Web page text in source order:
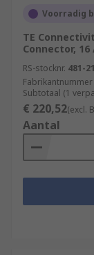
Voorradig
TE
Connector, 16
RS-stocknr. 481-
Fabrikantnummer
Subtotaal (1
€ 220,52(excl.
Aantal